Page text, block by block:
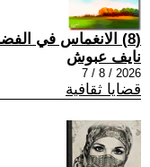
(8) الانغماس في الفضاء الرقمي.. ضياع واستلاب
نايف عبوش
2026 / 8 / 7
قضايا ثقافية